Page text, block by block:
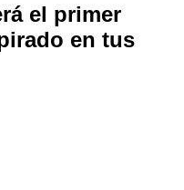
el primer
en tus